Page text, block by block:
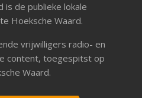
is de publieke lokale
Hoeksche Waard.
vrijwilligers radio- en
content, toegespitst op
Waard.